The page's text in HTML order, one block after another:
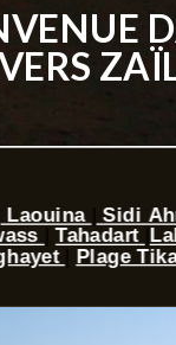
Laouina Sidi
|Tahadart
Plage